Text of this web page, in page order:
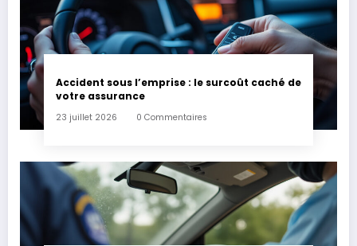
Accident sous l’emprise : le surcoût caché de
votre assurance
23 juillet 2026 0 Commentaires